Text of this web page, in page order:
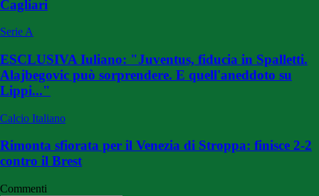
Cagliari
Serie A
ESCLUSIVA Iuliano: "Juventus, fiducia in Spalletti.
Alajbegovic può sorprendere. E quell'aneddoto su
Lippi..."
Calcio Italiano
Rimonta sfiorata per il Venezia di Stroppa: finisce 2-2
contro il Brest
Commenti